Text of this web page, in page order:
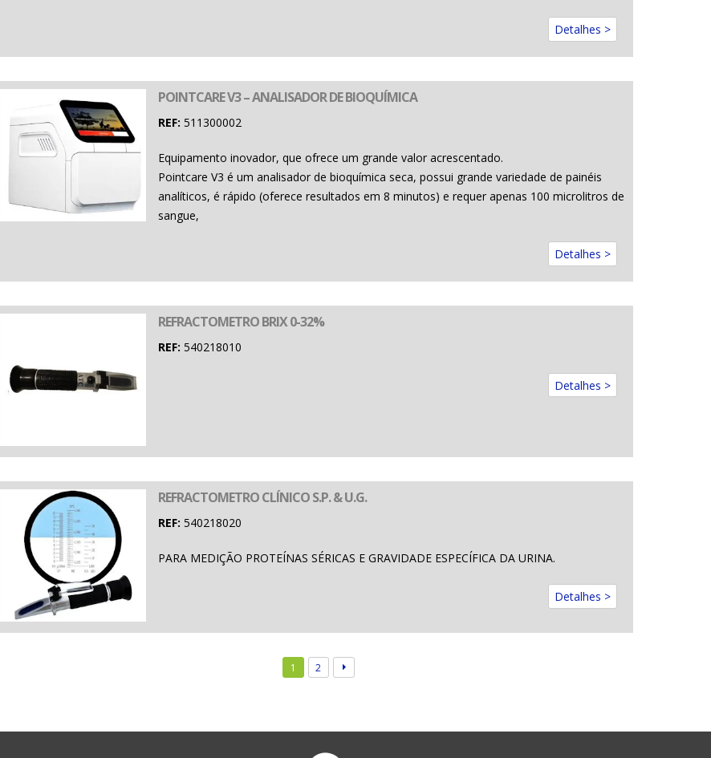
Detalhes >
POINTCARE V3 – ANALISADOR DE BIOQUÍMICA
REF: 511300002
Equipamento inovador, que ofrece um grande valor acrescentado.
Pointcare V3 é um analisador de bioquímica seca, possui grande variedade de painéis
analíticos, é rápido (oferece resultados em 8 minutos) e requer apenas 100 microlitros de
sangue,
Detalhes >
REFRACTOMETRO BRIX 0-32%
REF: 540218010
Detalhes >
REFRACTOMETRO CLÍNICO S.P. & U.G.
REF: 540218020
PARA MEDIÇÃO PROTEÍNAS SÉRICAS E GRAVIDADE ESPECÍFICA DA URINA.
Detalhes >
1 2